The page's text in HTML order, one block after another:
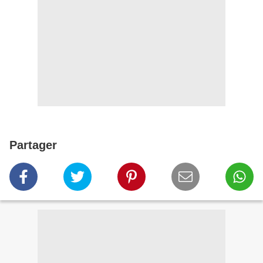
Partager